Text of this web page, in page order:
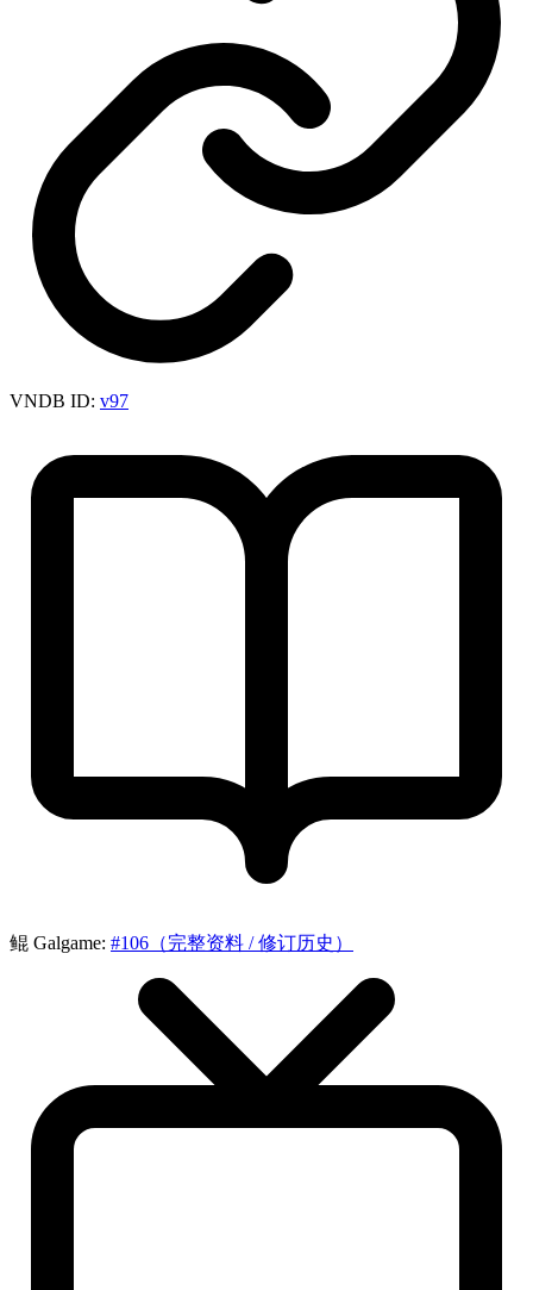
VNDB ID: v97
鲲 Galgame: #106（完整资料 / 修订历史）